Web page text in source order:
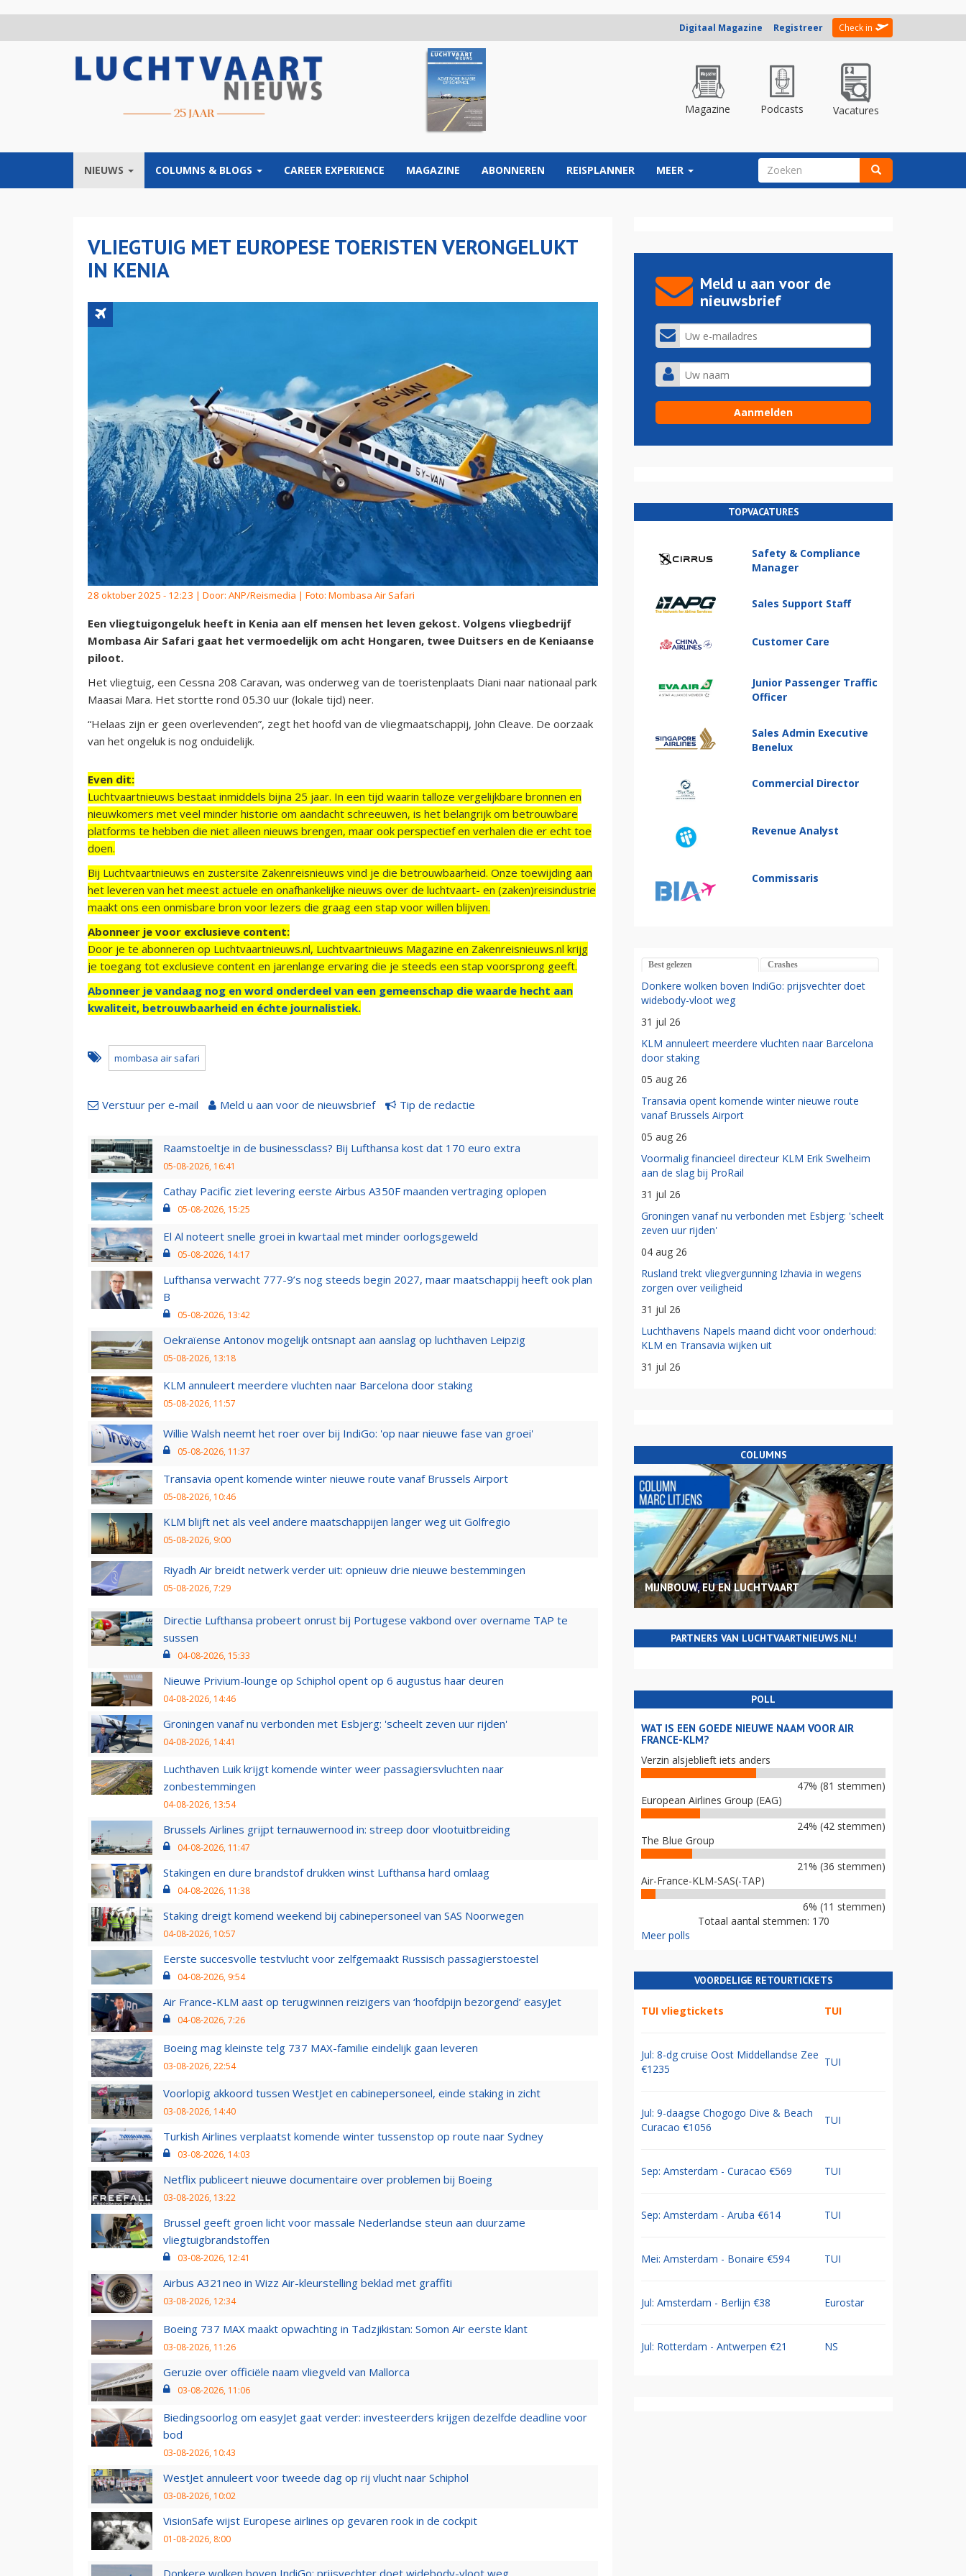
Digitaal Magazine Registreer Check in
Magazine Podcasts Vacatures
NIEUWS COLUMNS & BLOGS CAREER EXPERIENCE MAGAZINE ABONNEREN REISPLANNER MEER ZOEKVELD
VLIEGTUIG MET EUROPESE TOERISTEN VERONGELUKT
IN KENIA
28 oktober 2025 - 12:23 | Door: ANP/Reismedia | Foto: Mombasa Air Safari
Een vliegtuigongeluk heeft in Kenia aan elf mensen het leven gekost. Volgens vliegbedrijf
Mombasa Air Safari gaat het vermoedelijk om acht Hongaren, twee Duitsers en de Keniaanse
piloot.
Het vliegtuig, een Cessna 208 Caravan, was onderweg van de toeristenplaats Diani naar nationaal park
Maasai Mara. Het stortte rond 05.30 uur (lokale tijd) neer.
“Helaas zijn er geen overlevenden”, zegt het hoofd van de vliegmaatschappij, John Cleave. De oorzaak
van het ongeluk is nog onduidelijk.
Even dit:
Luchtvaartnieuws bestaat inmiddels bijna 25 jaar. In een tijd waarin talloze vergelijkbare bronnen en
nieuwkomers met veel minder historie om aandacht schreeuwen, is het belangrijk om betrouwbare
platforms te hebben die niet alleen nieuws brengen, maar ook perspectief en verhalen die er echt toe
doen.
Bij Luchtvaartnieuws en zustersite Zakenreisnieuws vind je die betrouwbaarheid. Onze toewijding aan
het leveren van het meest actuele en onafhankelijke nieuws over de luchtvaart- en (zaken)reisindustrie
maakt ons een onmisbare bron voor lezers die graag een stap voor willen blijven.
Abonneer je voor exclusieve content:
Door je te abonneren op Luchtvaartnieuws.nl, Luchtvaartnieuws Magazine en Zakenreisnieuws.nl krijg
je toegang tot exclusieve content en jarenlange ervaring die je steeds een stap voorsprong geeft.
Abonneer je vandaag nog en word onderdeel van een gemeenschap die waarde hecht aan
kwaliteit, betrouwbaarheid en échte journalistiek.
mombasa air safari
Verstuur per e-mail Meld u aan voor de nieuwsbrief Tip de redactie
Raamstoeltje in de businessclass? Bij Lufthansa kost dat 170 euro extra
05-08-2026, 16:41
Cathay Pacific ziet levering eerste Airbus A350F maanden vertraging oplopen
05-08-2026, 15:25
El Al noteert snelle groei in kwartaal met minder oorlogsgeweld
05-08-2026, 14:17
Lufthansa verwacht 777-9’s nog steeds begin 2027, maar maatschappij heeft ook plan
B
05-08-2026, 13:42
Oekraïense Antonov mogelijk ontsnapt aan aanslag op luchthaven Leipzig
05-08-2026, 13:18
KLM annuleert meerdere vluchten naar Barcelona door staking
05-08-2026, 11:57
Willie Walsh neemt het roer over bij IndiGo: 'op naar nieuwe fase van groei'
05-08-2026, 11:37
Transavia opent komende winter nieuwe route vanaf Brussels Airport
05-08-2026, 10:46
KLM blijft net als veel andere maatschappijen langer weg uit Golfregio
05-08-2026, 9:00
Riyadh Air breidt netwerk verder uit: opnieuw drie nieuwe bestemmingen
05-08-2026, 7:29
Directie Lufthansa probeert onrust bij Portugese vakbond over overname TAP te
sussen
04-08-2026, 15:33
Nieuwe Privium-lounge op Schiphol opent op 6 augustus haar deuren
04-08-2026, 14:46
Groningen vanaf nu verbonden met Esbjerg: 'scheelt zeven uur rijden'
04-08-2026, 14:41
Luchthaven Luik krijgt komende winter weer passagiersvluchten naar
zonbestemmingen
04-08-2026, 13:54
Brussels Airlines grijpt ternauwernood in: streep door vlootuitbreiding
04-08-2026, 11:47
Stakingen en dure brandstof drukken winst Lufthansa hard omlaag
04-08-2026, 11:38
Staking dreigt komend weekend bij cabinepersoneel van SAS Noorwegen
04-08-2026, 10:57
Eerste succesvolle testvlucht voor zelfgemaakt Russisch passagierstoestel
04-08-2026, 9:54
Air France-KLM aast op terugwinnen reizigers van ‘hoofdpijn bezorgend’ easyJet
04-08-2026, 7:26
Boeing mag kleinste telg 737 MAX-familie eindelijk gaan leveren
03-08-2026, 22:54
Voorlopig akkoord tussen WestJet en cabinepersoneel, einde staking in zicht
03-08-2026, 14:40
Turkish Airlines verplaatst komende winter tussenstop op route naar Sydney
03-08-2026, 14:03
Netflix publiceert nieuwe documentaire over problemen bij Boeing
03-08-2026, 13:22
Brussel geeft groen licht voor massale Nederlandse steun aan duurzame
vliegtuigbrandstoffen
03-08-2026, 12:41
Airbus A321neo in Wizz Air-kleurstelling beklad met graffiti
03-08-2026, 12:34
Boeing 737 MAX maakt opwachting in Tadzjikistan: Somon Air eerste klant
03-08-2026, 11:26
Geruzie over officiële naam vliegveld van Mallorca
03-08-2026, 11:06
Biedingsoorlog om easyJet gaat verder: investeerders krijgen dezelfde deadline voor
bod
03-08-2026, 10:43
WestJet annuleert voor tweede dag op rij vlucht naar Schiphol
03-08-2026, 10:02
VisionSafe wijst Europese airlines op gevaren rook in de cockpit
01-08-2026, 8:00
Meld u aan voor de
nieuwsbrief
TOPVACATURES
Safety & Compliance
Manager
Sales Support Staff
Customer Care
Junior Passenger Traffic
Officer
Sales Admin Executive
Benelux
Commercial Director
Revenue Analyst
Commissaris
Best gelezen Crashes
Donkere wolken boven IndiGo: prijsvechter doet
widebody-vloot weg
31 jul 26
KLM annuleert meerdere vluchten naar Barcelona
door staking
05 aug 26
Transavia opent komende winter nieuwe route
vanaf Brussels Airport
05 aug 26
Voormalig financieel directeur KLM Erik Swelheim
aan de slag bij ProRail
31 jul 26
Groningen vanaf nu verbonden met Esbjerg: 'scheelt
zeven uur rijden'
04 aug 26
Rusland trekt vliegvergunning Izhavia in wegens
zorgen over veiligheid
31 jul 26
Luchthavens Napels maand dicht voor onderhoud:
KLM en Transavia wijken uit
31 jul 26
COLUMNS
MIJNBOUW, EU EN LUCHTVAART
PARTNERS VAN LUCHTVAARTNIEUWS.NL!
POLL
WAT IS EEN GOEDE NIEUWE NAAM VOOR AIR
FRANCE-KLM?
Verzin alsjeblieft iets anders
47% (81 stemmen)
European Airlines Group (EAG)
24% (42 stemmen)
The Blue Group
21% (36 stemmen)
Air-France-KLM-SAS(-TAP)
6% (11 stemmen)
Totaal aantal stemmen: 170
Meer polls
VOORDELIGE RETOURTICKETS
TUI vliegtickets TUI
Jul: 8-dg cruise Oost Middellandse Zee
€1235
TUI
Jul: 9-daagse Chogogo Dive & Beach
Curacao €1056
TUI
Sep: Amsterdam - Curacao €569 TUI
Sep: Amsterdam - Aruba €614 TUI
Mei: Amsterdam - Bonaire €594 TUI
Jul: Amsterdam - Berlijn €38 Eurostar
Jul: Rotterdam - Antwerpen €21 NS